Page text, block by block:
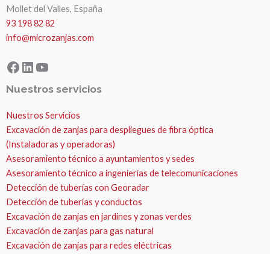
Mollet del Valles, España
93 198 82 82
info@microzanjas.com
Facebook
LinkedIn
YouTube
Nuestros servicios
Nuestros Servicios
Excavación de zanjas para despliegues de fibra óptica
(Instaladoras y operadoras)
Asesoramiento técnico a ayuntamientos y sedes
Asesoramiento técnico a ingenierías de telecomunicaciones
Detección de tuberías con Georadar
Detección de tuberías y conductos
Excavación de zanjas en jardines y zonas verdes
Excavación de zanjas para gas natural
Excavación de zanjas para redes eléctricas